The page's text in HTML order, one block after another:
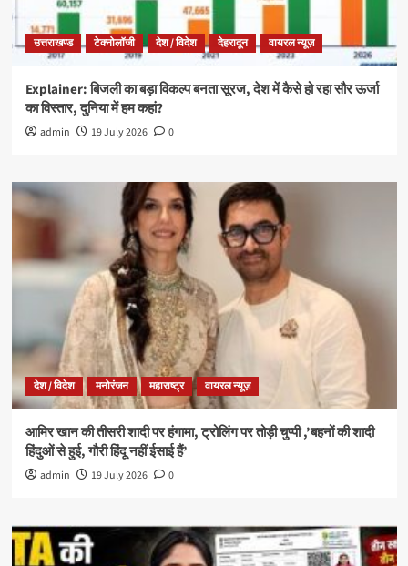
उत्तराखण्ड टेक्नोलॉजी देश / विदेश देहरादून वायरल न्यूज़
Explainer: बिजली का बड़ा विकल्प बनता सूरज, देश में कैसे हो रहा सौर ऊर्जा
का विस्तार, दुनिया में हम कहां?
admin 19 July 2026 0
देश / विदेश मनोरंजन महाराष्ट्र वायरल न्यूज़
आमिर खान की तीसरी शादी पर हंगामा, ट्रोलिंग पर तोड़ी चुप्पी ,’बहनों की शादी
हिंदुओं से हुई, गौरी हिंदू नहीं ईसाई हैं’
admin 19 July 2026 0